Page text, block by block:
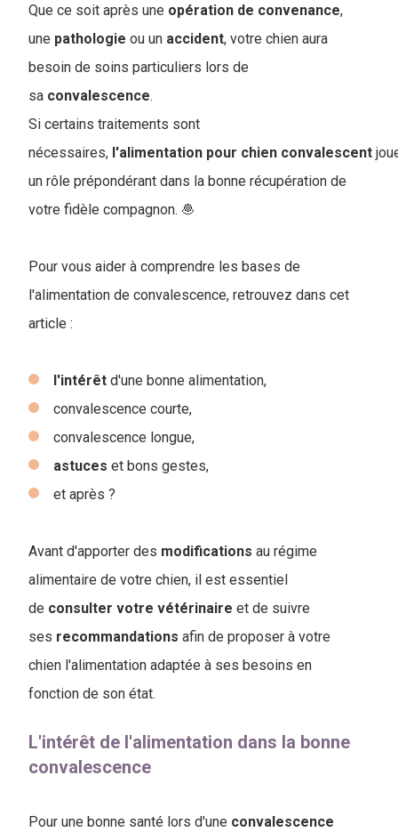
Que ce soit après une opération de convenance,
une pathologie ou un accident, votre chien aura
besoin de soins particuliers lors de
sa convalescence.
Si certains traitements sont
nécessaires, l'alimentation pour chien convalescent
un rôle prépondérant dans la bonne récupération de
votre fidèle compagnon. 🧆
Pour vous aider à comprendre les bases de
l'alimentation de convalescence, retrouvez dans cet
article :
l'intérêt d'une bonne alimentation,
convalescence courte,
convalescence longue,
astuces et bons gestes,
et après ?
Avant d'apporter des modifications au régime
alimentaire de votre chien, il est essentiel
de consulter votre vétérinaire et de suivre
ses recommandations afin de proposer à votre
chien l'alimentation adaptée à ses besoins en
fonction de son état.
L'intérêt de l'alimentation dans la bonne
convalescence
Pour une bonne santé lors d'une convalescence